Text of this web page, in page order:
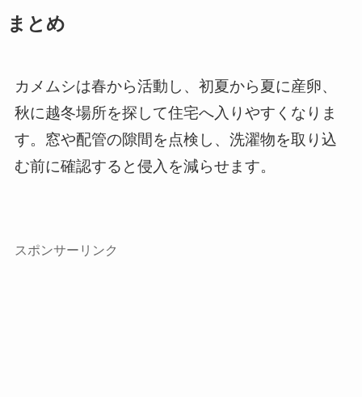
まとめ
カメムシは春から活動し、初夏から夏に産卵、
秋に越冬場所を探して住宅へ入りやすくなりま
す。窓や配管の隙間を点検し、洗濯物を取り込
む前に確認すると侵入を減らせます。
スポンサーリンク